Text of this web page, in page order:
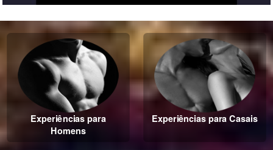
Experiências para
Homens
Experiências para Casais